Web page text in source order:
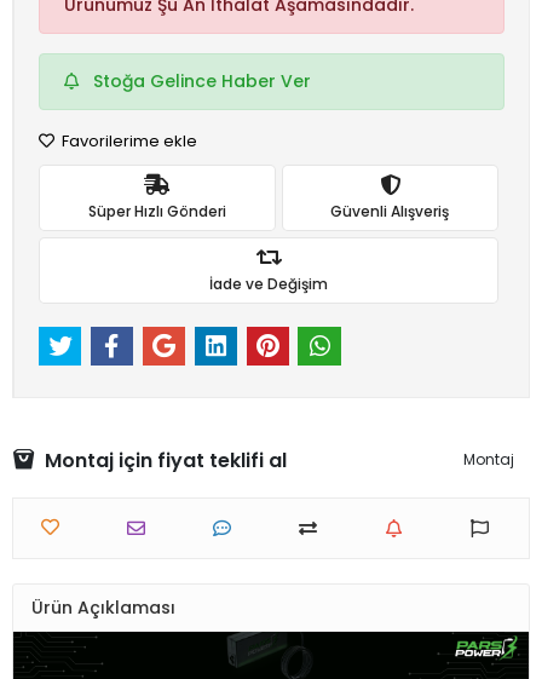
Ürünümüz Şu An İthalat Aşamasındadır.
Stoğa Gelince Haber Ver
Favorilerime ekle
Süper Hızlı Gönderi Güvenli Alışveriş
İade ve Değişim
Montaj için fiyat teklifi al Montaj
Ürün Açıklaması